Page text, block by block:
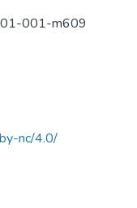
001-m609
nc/4.0/